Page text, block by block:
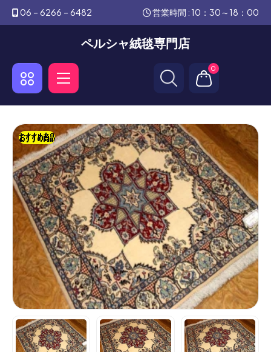
06－6266－6482 営業時間 : 10：30～18：00
ペルシャ絨毯専門店
0